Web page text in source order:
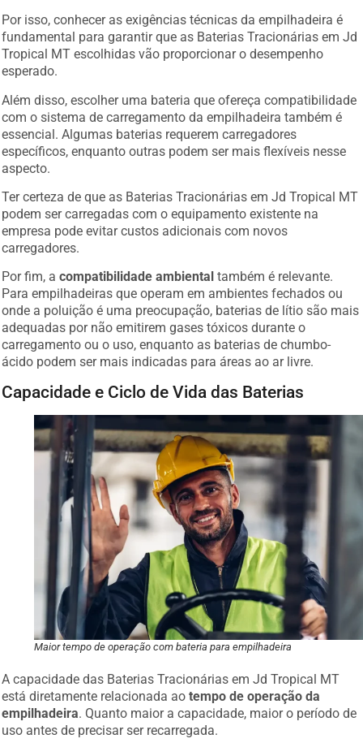
Por isso, conhecer as exigências técnicas da empilhadeira é
fundamental para garantir que as Baterias Tracionárias em Jd
Tropical MT escolhidas vão proporcionar o desempenho
esperado.
Além disso, escolher uma bateria que ofereça compatibilidade
com o sistema de carregamento da empilhadeira também é
essencial. Algumas baterias requerem carregadores
específicos, enquanto outras podem ser mais flexíveis nesse
aspecto.
Ter certeza de que as Baterias Tracionárias em Jd Tropical MT
podem ser carregadas com o equipamento existente na
empresa pode evitar custos adicionais com novos
carregadores.
Por fim, acompatibilidade ambiental também é relevante.
Para empilhadeiras que operam em ambientes fechados ou
onde a poluição é uma preocupação, baterias de lítio são mais
adequadas por não emitirem gases tóxicos durante o
carregamento ou o uso, enquanto as baterias de chumbo-
ácido podem ser mais indicadas para áreas ao ar livre.
Capacidade e Ciclo de Vida das Baterias
Maior tempo de operação com bateria para empilhadeira
A capacidade das Baterias Tracionárias em Jd Tropical MT
está diretamente relacionada aotempo de operação da
empilhadeira. Quanto maior a capacidade, maior o período de
uso antes de precisar ser recarregada.